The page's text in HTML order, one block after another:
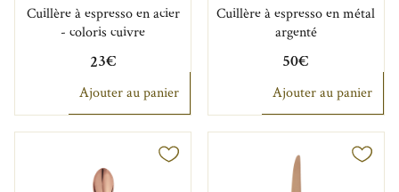
Cuillère à espresso en acier
- coloris cuivre
23€
Ajouter au panier
Cuillère à espresso en métal
argenté
50€
Ajouter au panier